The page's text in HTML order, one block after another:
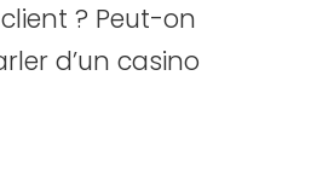
? Peut-on
d’un casino